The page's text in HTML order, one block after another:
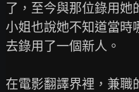
了，至今與那位錄用她
小姐也說她不知道當時
去錄用了一個新人。
在電影翻譯界裡，兼職